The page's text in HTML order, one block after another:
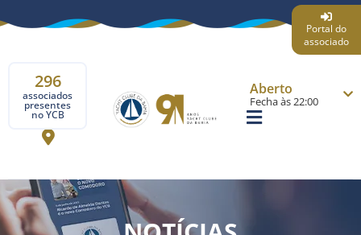
296
associados
presentes
no YCB
Aberto
Fecha às 22:00
Portal do
associado